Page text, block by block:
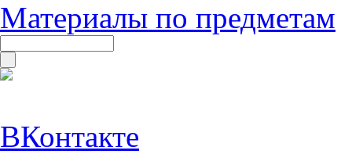
Материалы по предметам
ВКонтакте